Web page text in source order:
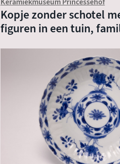
Kopje zonder schotel
figuren in een tuin,